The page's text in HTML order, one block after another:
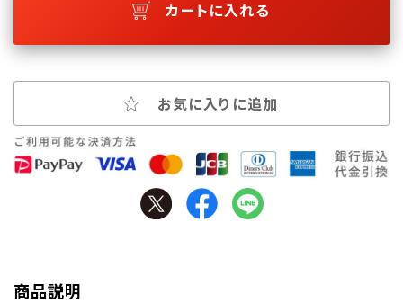
カートに入れる
お気に入りに追加
商品説明